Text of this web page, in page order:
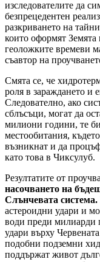
изследователите да
безпрецедентен
разкриването на
които оформят Земята
геоложките времеви
съавтор на
Смята се, че
роля в зараждането и
Следователно, ако
сблъсъци, могат да
милиони години, те
местообитания,
възникнат и да
като това в Чиксулуб.
Резултатите от
насочването на
Слънчевата система.
астероидни удари и
води преди милиарди
удари върху
подобни подземни
поддържат живот